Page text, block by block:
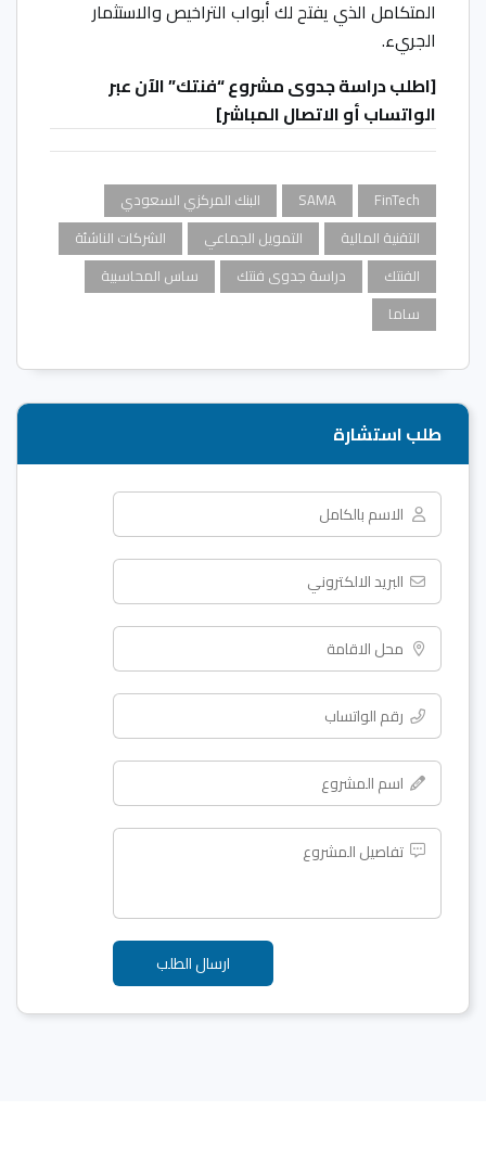
المتكامل الذي يفتح لك أبواب التراخيص والاستثمار
الجريء.
[اطلب دراسة جدوى مشروع “فنتك” الآن عبر
الواتساب أو الاتصال المباشر]
FinTech
SAMA
البنك المركزي السعودي
التقنية المالية
التمويل الجماعي
الشركات الناشئة
الفنتك
دراسة جدوى فنتك
ساس المحاسبية
ساما
طلب استشارة